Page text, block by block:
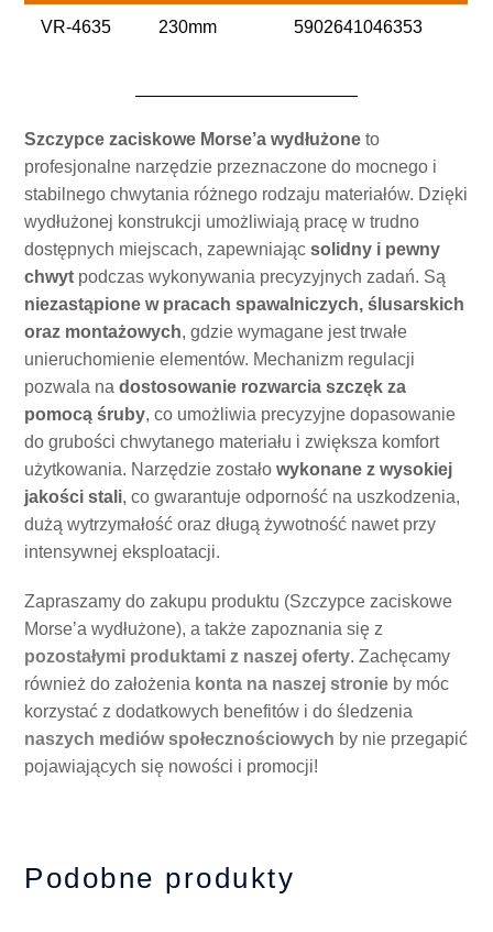
VR-4635 230mm 5902641046353
Szczypce zaciskowe Morse’a wydłużone to
profesjonalne narzędzie przeznaczone do mocnego i
stabilnego chwytania różnego rodzaju materiałów. Dzięki
wydłużonej konstrukcji umożliwiają pracę w trudno
dostępnych miejscach, zapewniającsolidny i pewny
chwyt podczas wykonywania precyzyjnych zadań. Są
niezastąpione w pracach spawalniczych, ślusarskich
oraz montażowych, gdzie wymagane jest trwałe
unieruchomienie elementów. Mechanizm regulacji
pozwala nadostosowanie rozwarcia szczęk za
pomocą śruby, co umożliwia precyzyjne dopasowanie
do grubości chwytanego materiału i zwiększa komfort
użytkowania. Narzędzie zostałowykonane z wysokiej
jakości stali, co gwarantuje odporność na uszkodzenia,
dużą wytrzymałość oraz długą żywotność nawet przy
intensywnej eksploatacji.
Zapraszamy do zakupu produktu (Szczypce zaciskowe
Morse’a wydłużone), a także zapoznania się z
pozostałymi produktami z naszej oferty. Zachęcamy
również do założenia konta na naszej stronie by móc
korzystać z dodatkowych benefitów i do śledzenia
naszych mediów społecznościowych by nie przegapić
pojawiających się nowości i promocji!
Podobne produkty